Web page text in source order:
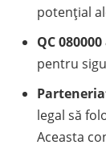
potențial
QC
pentru
legal să
Aceasta